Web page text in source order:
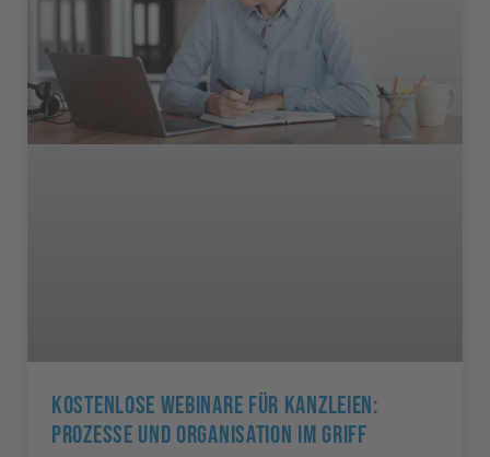
Kostenlose Webinare Für Kanzleien:
Prozesse Und Organisation Im Griff